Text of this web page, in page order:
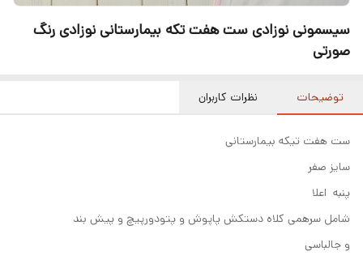
سیسمونی نوزادی ست هفت تکه بیمارستانی نوزادی رنگ
صورتی
توضیحات نظرات کاربران
ست هفت تیکه بیمارستانی
سایز صفر
پنبه اعلا
شامل سرهمی کلاه دستکش پاپوش و پتودورپیچ و پیش بند
و جالباسی